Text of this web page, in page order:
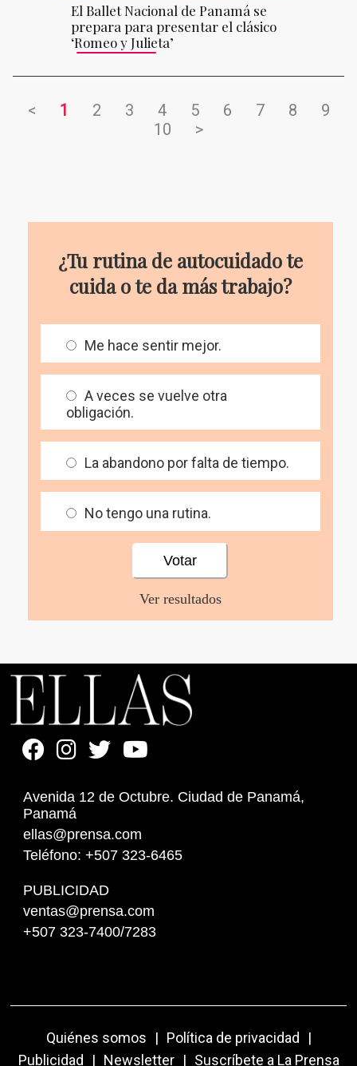
El Ballet Nacional de Panamá se
prepara para presentar el clásico
‘Romeo y Julieta’
< 1 2 3 4 5 6 7 8
9
10
>
¿Tu rutina de autocuidado te
cuida o te da más trabajo?
Me hace sentir mejor.
A veces se vuelve otra
obligación.
La abandono por falta de tiempo.
No tengo una rutina.
Ver resultados
Avenida 12 de Octubre. Ciudad de Panamá,
Panamá
ellas@prensa.com
Teléfono: +507 323-6465
PUBLICIDAD
ventas@prensa.com
+507 323-7400/7283
Quiénes somos | Política de privacidad
|
Publicidad
| Newsletter | Suscríbete a La Prensa